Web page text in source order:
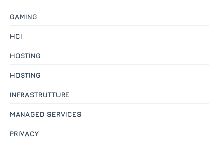
GAMING
HCI
HOSTING
HOSTING
INFRASTRUTTURE
MANAGED SERVICES
PRIVACY